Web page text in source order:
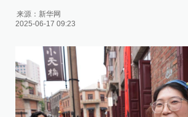
来源： 新华网
2025-06-17 09:23